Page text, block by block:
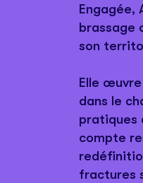
Engagée,
brassage
son
Elle
dans le
pratiques
compte
fractures